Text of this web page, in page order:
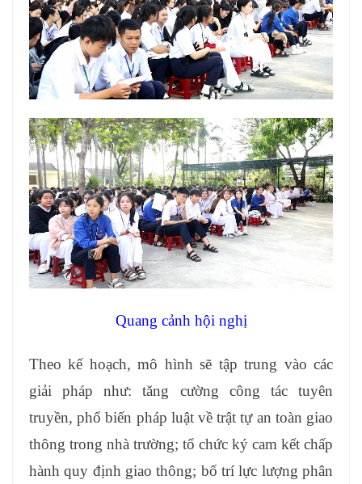
Quang cảnh hội nghị
Theo kế hoạch, mô hình sẽ tập trung vào các
giải pháp như: tăng cường công tác tuyên
truyền, phổ biến pháp luật về trật tự an toàn giao
thông trong nhà trường; tổ chức ký cam kết chấp
hành quy định giao thông; bố trí lực lượng phân